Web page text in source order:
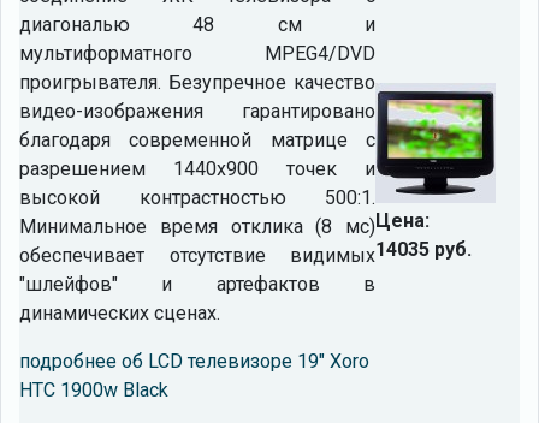
Цена:
14035 руб.
диагональю 48 см и
мультиформатного MPEG4/DVD
проигрывателя. Безупречное качество
видео-изображения гарантировано
благодаря современной матрице с
разрешением 1440х900 точек и
высокой контрастностью 500:1.
Минимальное время отклика (8 мс)
обеспечивает отсутствие видимых
"шлейфов" и артефактов в
динамических сценах.
подробнее об LCD телевизоре 19" Xoro
HTC 1900w Black